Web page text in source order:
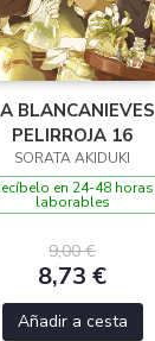
BLANCANIEVES
PELIRROJA 16
SORATA AKIDUKI
en 24-48 horas
laborables
9,00 €
8,73 €
Añadir a cesta